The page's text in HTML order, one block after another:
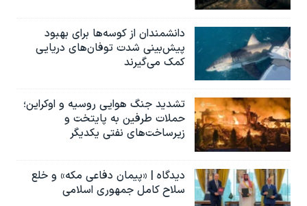
دانشمندان از کوسه‌ها برای بهبود
پیش‌بینی شدت توفان‌های دریایی
کمک می‌گیرند
تشدید جنگ هوایی روسیه و اوکراین؛
حملات طرفین به پایتخت‌ و
زیرساخت‌های نفتی یکدیگر
دیدگاه | «پیمان دفاعی مکه» و خلع
سلاح کامل جمهوری اسلامی